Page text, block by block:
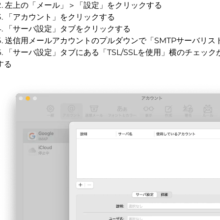
左上の「メール」＞「設定」をクリックする
「アカウント」をクリックする
「サーバ設定」タブをクリックする
送信用メールアカウントのプルダウンで「SMTPサーバリス
「サーバ設定」タブにある「TSL/SSLを使用」横のチェッ
る